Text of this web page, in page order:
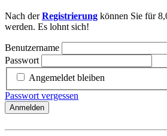
Nach derRegistrierung können Sie für
werden. Es lohnt sich!
Benutzername
Passwort
Angemeldet bleiben
Passwort vergessen
Anmelden